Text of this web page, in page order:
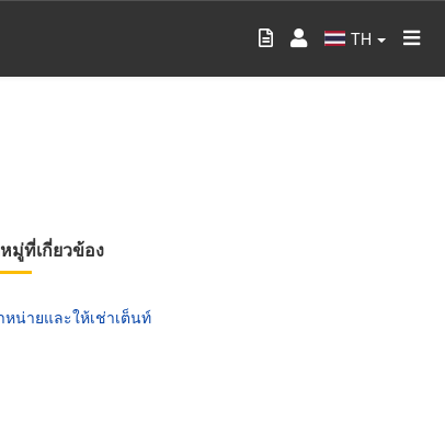
TH
มู่ที่เกี่ยวข้อง
หน่ายและให้เช่าเต็นท์